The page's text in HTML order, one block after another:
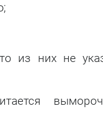
из них не